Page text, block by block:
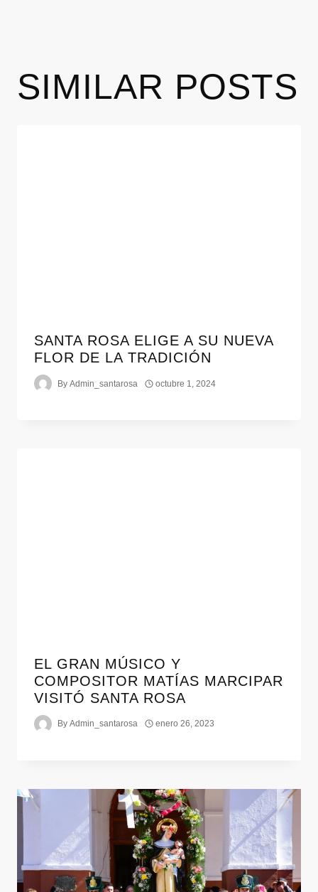
SIMILAR POSTS
SANTA ROSA ELIGE A SU NUEVA
FLOR DE LA TRADICIÓN
By Admin_santarosa octubre 1, 2024
EL GRAN MÚSICO Y
COMPOSITOR MATÍAS MARCIPAR
VISITÓ SANTA ROSA
By Admin_santarosa enero 26, 2023